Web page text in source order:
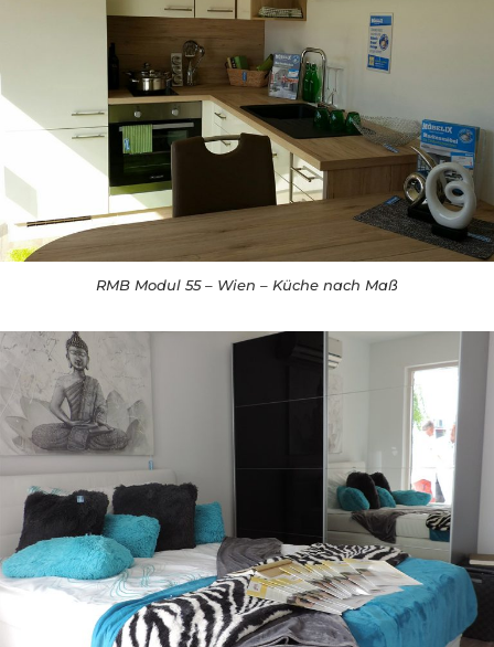
RMB Modul 55 – Wien – Küche nach Maß